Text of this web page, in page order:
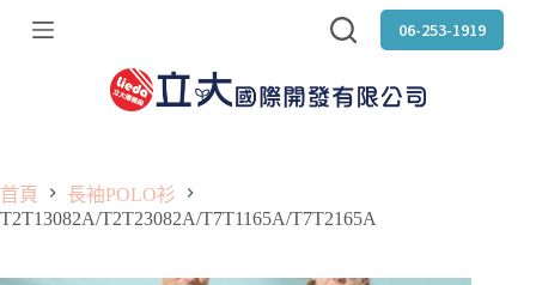
跳
06-253-1919
首頁
長袖POLO衫
T2T13082A/T2T23082A/T7T1165A/T7T2165A